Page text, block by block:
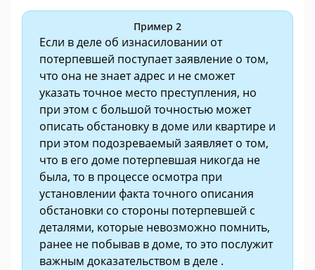
Пример 2
Если в деле об изнасиловании от
потерпевшей поступает заявление о том,
что она не знает адрес и не сможет
указать точное место преступления, но
при этом с большой точностью может
описать обстановку в доме или квартире и
при этом подозреваемый заявляет о том,
что в его доме потерпевшая никогда не
была, то в процессе осмотра при
установлении факта точного описания
обстановки со стороны потерпевшей с
деталями, которые невозможно помнить,
ранее не побывав в доме, то это послужит
важным доказательством в деле .